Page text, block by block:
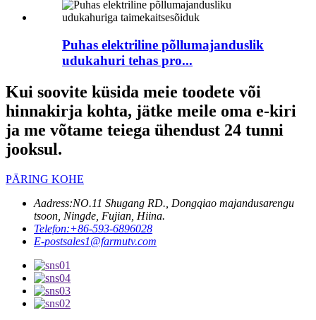
Puhas elektriline põllumajanduslik
udukahuri tehas pro...
Kui soovite küsida meie toodete või
hinnakirja kohta, jätke meile oma e-kiri
ja me võtame teiega ühendust 24 tunni
jooksul.
PÄRING KOHE
Aadress:NO.11 Shugang RD., Dongqiao majandusarengu
tsoon, Ningde, Fujian, Hiina.
Telefon:+86-593-6896028
E-postsales1@farmutv.com